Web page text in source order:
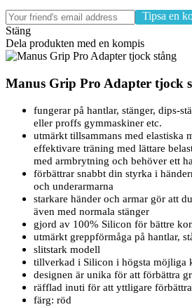
Tipsa en
Stäng
Dela produkten med en kompis
Manus Grip Pro Adapter tjock
fungerar på hantlar, stänger, dips-
eller proffs gymmaskiner etc.
utmärkt tillsammans med elastiska
effektivare träning med lättare
med armbrytning och behöver ett
förbättrar snabbt din styrka i
och underarmarna
starkare händer och armar gör att
även med normala stänger
gjord av 100% Silicon för bättre
utmärkt greppförmåga på hantlar,
slitstark modell
tillverkad i Silicon i högsta möjliga
designen är unika för att förbättra
räfflad inuti för att yttligare
färg: röd